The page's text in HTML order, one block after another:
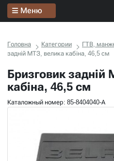
Меню
Головна Категории ГТВ,
задній МТЗ, велика кабіна, 46,5 см
Бризговик задній
кабіна, 46,5 см
Каталожный номер: 85-8404040-А